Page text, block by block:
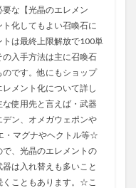
な【光晶のエレメン
化してもよい召喚石に
は最終上限解放で100単
入手方法は主に召喚石
です。他にもショップ
メント化について詳し
使用先と言えば・武器
ン、オメガウェポンや
・マグナやヘクトル等☆
、光晶のエレメントの
は入れ替えも多いこと
くこともあります。☆こ